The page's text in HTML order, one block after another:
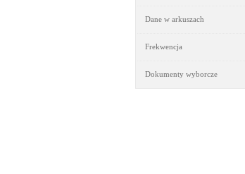
Dane w arkuszach
Frekwencja
Dokumenty wyborcze